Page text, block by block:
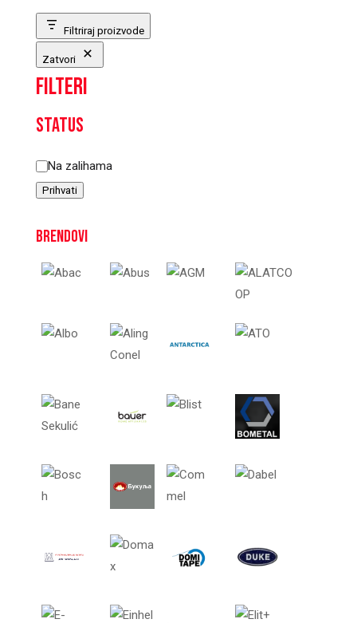
Filtriraj proizvode
Zatvori
Filteri
Status
Status
Na zalihama
Prihvati
Brendovi